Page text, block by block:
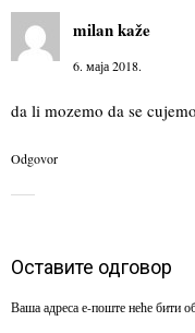
milankaže
6. маја 2018.
da li mozemo da se
Odgovor
Оставите одговор
Ваша адреса е-поште неће бити